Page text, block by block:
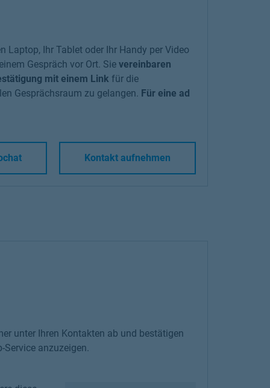
Laptop, Ihr Tablet oder Ihr Handy per Video
Gespräch vor Ort. Sie vereinbaren
mit einem Link für die
Gesprächsraum zu gelangen. Für eine ad
Kontakt aufnehmen
unter Ihren Kontakten ab und bestätigen
anzuzeigen.